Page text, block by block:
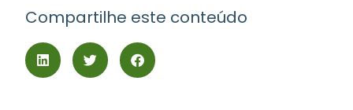
Compartilhe este conteúdo